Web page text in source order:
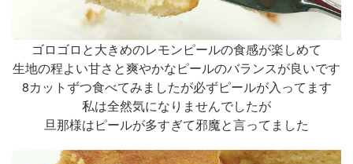
ゴロゴロと大きめのレモンピールの食感が楽しめて
生地の程よい甘さと爽やかなピールのバランスが良いです
8カットずつ食べてみましたが必ずピールが入ってます
私は全然気になりませんでしたが
旦那様はピールが多すぎて邪魔と言ってました